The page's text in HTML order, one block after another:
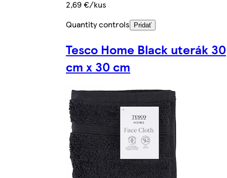
2,69 €/kus
Quantity controls
Pridať
Tesco Home Black uterák 30
cm x 30 cm